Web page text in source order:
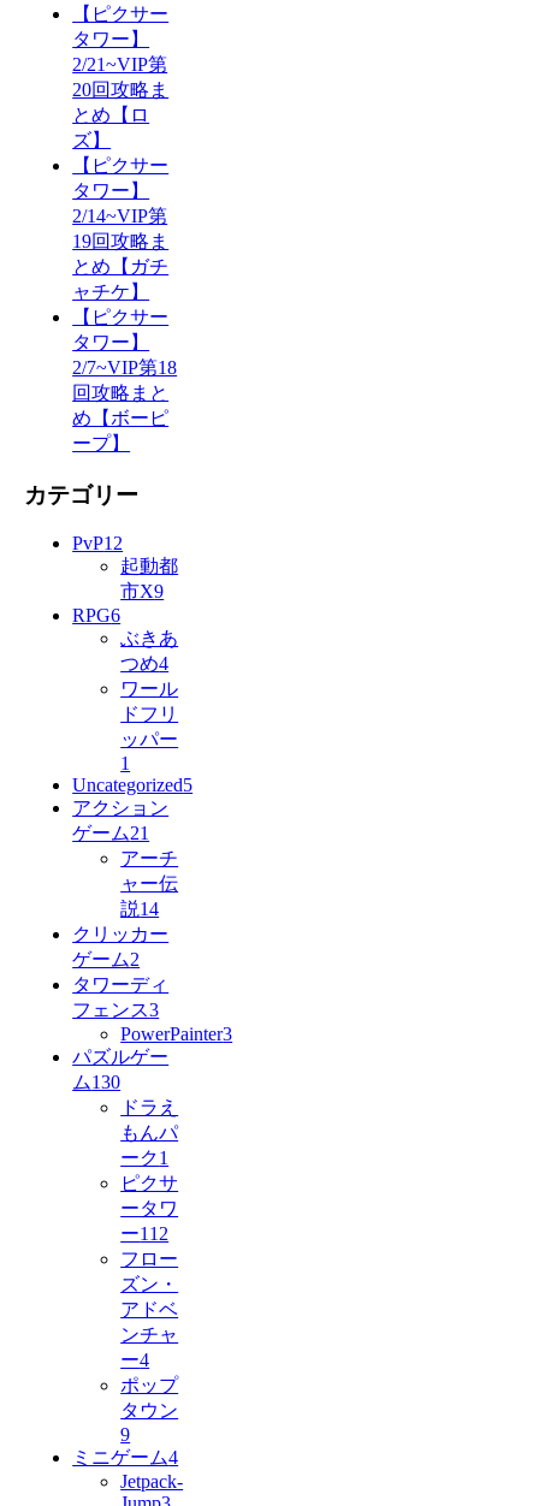
【ピクサー
タワー】
2/21~VIP第
20回攻略ま
とめ【ロ
ズ】
【ピクサー
タワー】
2/14~VIP第
19回攻略ま
とめ【ガチ
ャチケ】
【ピクサー
タワー】
2/7~VIP第18
回攻略まと
め【ボーピ
ープ】
カテゴリー
PvP12
起動都
市X9
RPG6
ぶきあ
つめ4
ワール
ドフリ
ッパー
1
Uncategorized5
アクション
ゲーム21
アーチ
ャー伝
説14
クリッカー
ゲーム2
タワーディ
フェンス3
PowerPainter3
パズルゲー
ム130
ドラえ
もんパ
ーク1
ピクサ
ータワ
ー112
フロー
ズン・
アドベ
ンチャ
ー4
ポップ
タウン
9
ミニゲーム4
Jetpack-